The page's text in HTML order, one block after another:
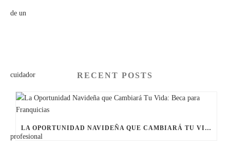
RECENT POSTS
LA OPORTUNIDAD NAVIDEÑA QUE CAMBIARÁ TU VIDA: BECA PARA FRANQUICIAS